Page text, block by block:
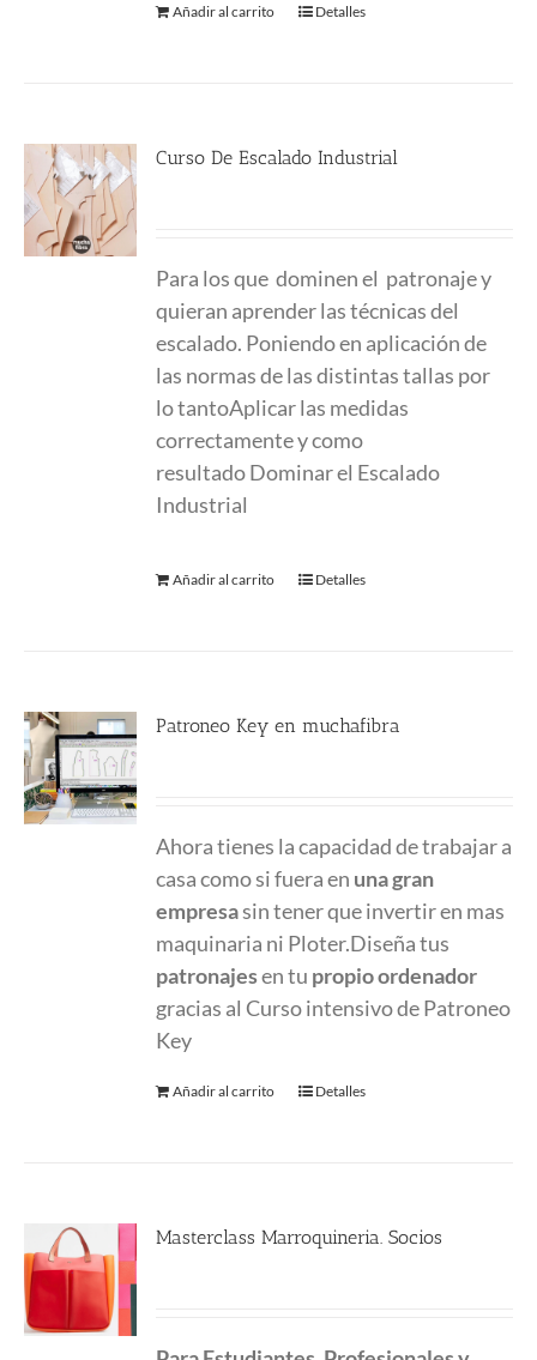
Añadir al carrito Detalles
Curso De Escalado Industrial
Para los que dominen el patronaje y
quieran aprender las técnicas del
escalado. Poniendo en aplicación de
las normas de las distintas tallas por
lo tantoAplicar las medidas
correctamente y como
resultadoDominar el Escalado
Industrial
Añadir al carrito Detalles
Patroneo Key en muchafibra
Ahora tienes la capacidad de trabajar a
casa como si fuera en una gran
empresasin tener que invertir en mas
maquinaria ni Ploter.Diseña tus
patronajesen tu propio ordenador
gracias al Curso intensivo de Patroneo
Key
Añadir al carrito Detalles
Masterclass Marroquineria. Socios